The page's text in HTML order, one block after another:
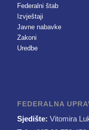
Federalni štab
Izvještaji
Javne nabavke
Zakoni
Uredbe
FEDERALNA
Sjedište: Vitomira